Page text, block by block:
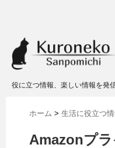
役に立つ情報、楽しい情報を発
ホーム > 生活に役立つ
Amazonプ